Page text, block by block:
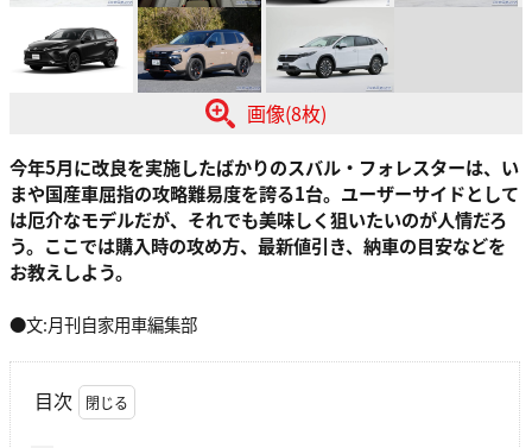
画像(8枚)
今年5月に改良を実施したばかりのスバル・フォレスターは、い
まや国産車屈指の攻略難易度を誇る1台。ユーザーサイドとして
は厄介なモデルだが、それでも美味しく狙いたいのが人情だろ
う。ここでは購入時の攻め方、最新値引き、納車の目安などを
お教えしよう。
●文:月刊自家用車編集部
目次